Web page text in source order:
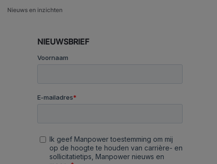
Nieuws en inzichten
NIEUWSBRIEF